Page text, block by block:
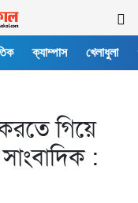
ক্যাম্পাস খেলাধুলা
গিয়ে
: